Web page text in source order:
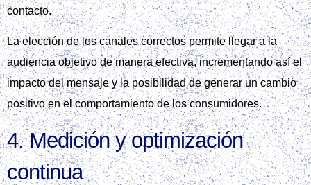
contacto.
La elección de los canales correctos permite llegar a la
audiencia objetivo de manera efectiva, incrementando así el
impacto del mensaje y la posibilidad de generar un cambio
positivo en el comportamiento de los consumidores.
4. Medición y optimización
continua